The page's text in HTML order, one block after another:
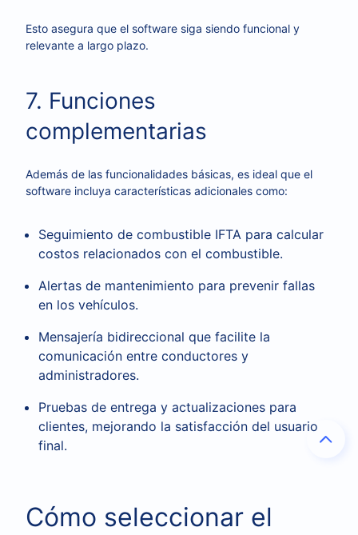
Esto asegura que el software siga siendo funcional y
relevante a largo plazo.
7. Funciones
complementarias
Además de las funcionalidades básicas, es ideal que el
software incluya características adicionales como:
Seguimiento de combustible IFTA para calcular
costos relacionados con el combustible.
Alertas de mantenimiento para prevenir fallas
en los vehículos.
Mensajería bidireccional que facilite la
comunicación entre conductores y
administradores.
Pruebas de entrega y actualizaciones para
clientes, mejorando la satisfacción del usuario
final.
Cómo seleccionar el